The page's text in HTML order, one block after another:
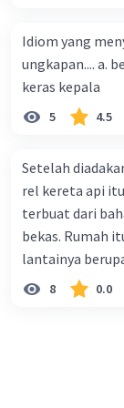
perusahaan kepada
menjadi teks
(4)-(5) B. (2)-(1)-(3)-(4)-(5) C. (3)-(1)-(2)-(5)-(4) D. (3)-(5)-
(4)-(1)-
Idiom yang
ungkapan.... a. besar kepala b. besar mulut c. tinggi hati d.
keras kepala
5 4.5
Setelah
rel kereta api
terbuat dari
bekas. Rumah
lantainya
bahwa tempat
8 0.0